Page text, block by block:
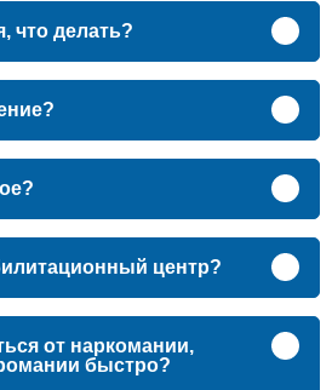
что делать?
центр?
от наркомании,
быстро?